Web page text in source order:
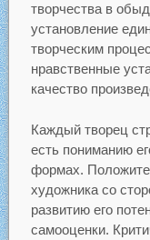
творчества в
установление
творческим
нравственные
качество
Каждый творец
есть пониманию
формах.
художника со
развитию его
самооценки.